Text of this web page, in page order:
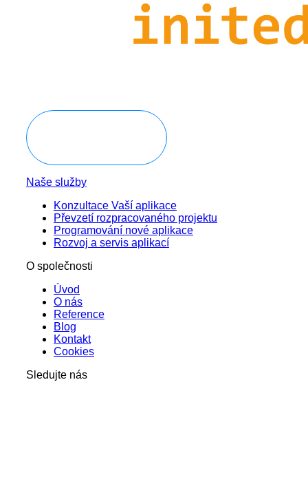
Naše služby
Konzultace Vaší aplikace
Převzetí rozpracovaného projektu
Programování nové aplikace
Rozvoj a servis aplikací
O společnosti
Úvod
O nás
Reference
Blog
Kontakt
Cookies
Sledujte nás